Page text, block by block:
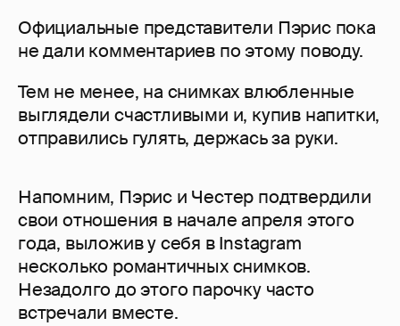
Официальные представители Пэрис пока
не дали комментариев по этому поводу.
Тем не менее, на снимках влюбленные
выглядели счастливыми и, купив напитки,
отправились гулять, держась за руки.
Напомним, Пэрис и Честер подтвердили
свои отношения в начале апреля этого
года, выложив у себя в Instagram
несколько романтичных снимков.
Незадолго до этого парочку часто
встречали вместе.